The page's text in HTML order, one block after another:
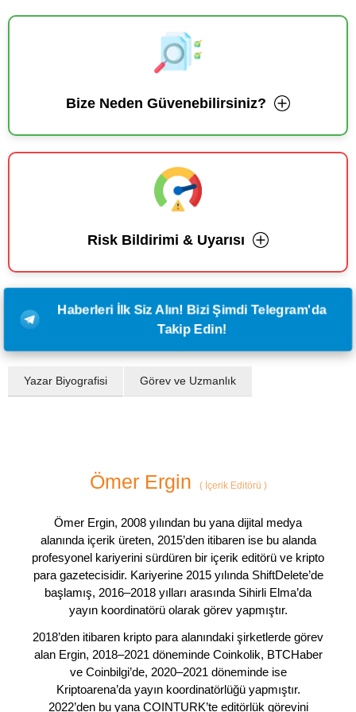
Bize Neden Güvenebilirsiniz?
Risk Bildirimi & Uyarısı
Haberleri İlk Siz Alın! Bizi Şimdi Telegram'da
Takip Edin!
Yazar Biyografisi Görev ve Uzmanlık
Ömer Ergin (İçerik Editörü )
Ömer Ergin, 2008 yılından bu yana dijital medya
alanında içerik üreten, 2015’den itibaren ise bu alanda
profesyonel kariyerini sürdüren bir içerik editörü ve kripto
para gazetecisidir. Kariyerine 2015 yılında ShiftDelete’de
başlamış, 2016–2018 yılları arasında Sihirli Elma’da
yayın koordinatörü olarak görev yapmıştır.
2018’den itibaren kripto para alanındaki şirketlerde görev
alan Ergin, 2018–2021 döneminde Coinkolik, BTCHaber
ve Coinbilgi’de, 2020–2021 döneminde ise
Kriptoarena’da yayın koordinatörlüğü yapmıştır.
2022’den bu yana COINTURK’te editörlük görevini